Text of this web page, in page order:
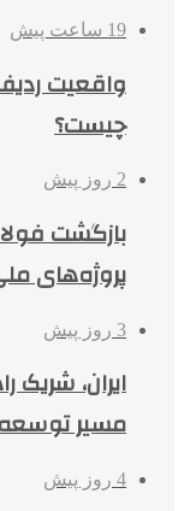
19 ساعت پیش
واقعیت
چیست؟
2 روز پیش
بازگشت
پروژه‌های
3 روز پیش
ایران، شریک
مسیر
4 روز پیش